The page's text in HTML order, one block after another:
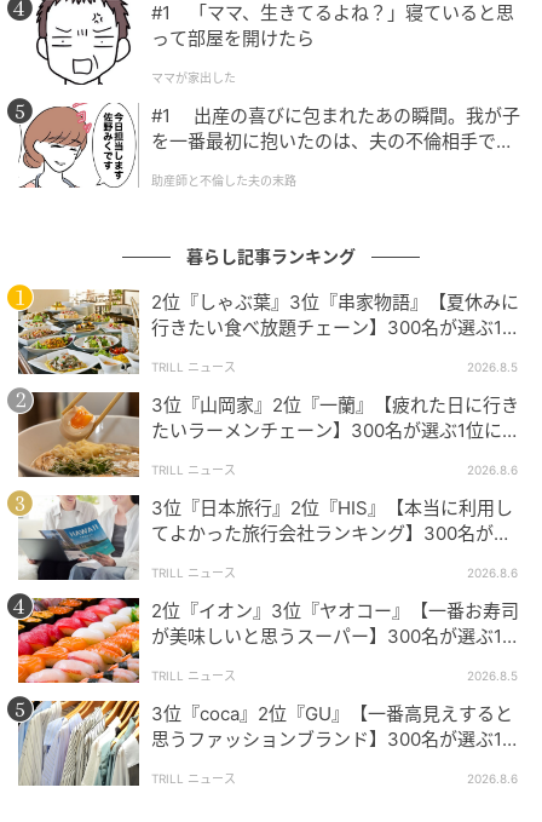
コンパクトカーよりちょっぴり広くて、ミニバンより小さい大
きさが、便利で広くて荷物も乗せられてちょうどいいからで
スムーズでとても楽です。（39歳/女性）
ドアも大きく乗り降りしやすい。またちょうどいいサイズなの
で主婦でも運転しやすい。（33歳/男性）
何回かシエンタを乗り換えているが、新しくなるたびに車内空
間が広くなっていると感じる。小回りもきくし、女子にも運転
しやすいと思う。（56歳/女性）
今回のランキングでは、「トヨタシエンタ」「ホンダ
フリード」「スズキソリオ」と、いずれも小回り性能
と日常の運転しやすさで高く評価されました。それぞ
れの車種に「広さも十分」「乗り降りしやすい」「見
た目もコンパクト」といった生の声が集まっていま
す。小回りがきくファミリーカー選びに悩んだとき、
ぜひ皆さんのタイムリーな本音も参考にしてみてはい
かがでしょうか。
#1 「ママ、生きてるよね？」寝ていると思
って部屋を開けたら
ママが家出した
#1 出産の喜びに包まれたあの瞬間。我が子
を一番最初に抱いたのは、夫の不倫相手でし
助産師と不倫した夫の末路
暮らし記事ランキング
2位『しゃぶ葉』3位『串家物語』【夏休みに
行きたい食べ放題チェーン】300名が選ぶ1位
TRILL ニュース 2026.8.5
3位『山岡家』2位『一蘭』【疲れた日に行き
たいラーメンチェーン】300名が選ぶ1位に
る」
TRILL ニュース 2026.8.6
3位『日本旅行』2位『HIS』【本当に利用し
てよかった旅行会社ランキング】300名が選
TRILL ニュース 2026.8.6
2位『イオン』3位『ヤオコー』【一番お寿司
が美味しいと思うスーパー】300名が選ぶ1位
TRILL ニュース 2026.8.5
3位『coca』2位『GU』【一番高見えすると
思うファッションブランド】300名が選ぶ1位
麗」
TRILL ニュース 2026.8.6